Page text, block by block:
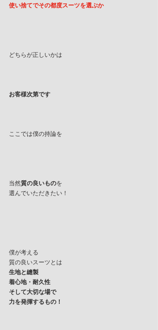
使い捨てでその都度スーツを選ぶか
どちらが正しいかは
お客様次第です
ここでは僕の持論を
当然質の良いものを
選んでいただきたい！
僕が考える
質の良いスーツとは
生地と縫製
着心地・耐久性
そして大切な場で
力を発揮するもの！